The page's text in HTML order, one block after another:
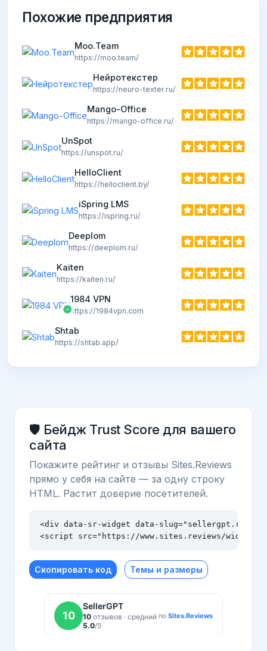
Похожие предприятия
Moo.Team
https://moo.team/
Нейротекстер
https://neuro-texter.ru/
Mango-Office
https://mango-office.ru/
UnSpot
https://unspot.ru/
HelloClient
https://helloclient.by/
iSpring LMS
https://ispring.ru/
Deeplom
https://deeplom.ru/
Kaiten
https://kaiten.ru/
1984 VPN
https://1984vpn.com
Shtab
https://shtab.app/
🛡️ Бейдж Trust Score для вашего
сайта
Покажите рейтинг и отзывы Sites.Reviews
прямо у себя на сайте — за одну строку
HTML. Растит доверие посетителей.
<div data-sr-widget data-slug="sellergpt.ru"
<script src="https://www.sites.reviews/
Скопировать код Темы и размеры